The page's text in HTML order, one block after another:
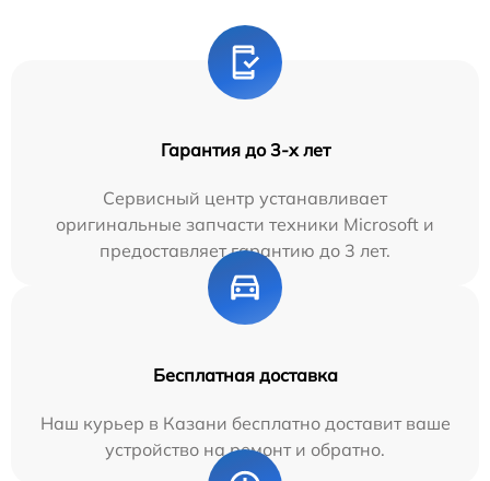
Гарантия до 3-х лет
Сервисный центр устанавливает
оригинальные запчасти техники Microsoft и
предоставляет гарантию до 3 лет.
Бесплатная доставка
Наш курьер в Казани бесплатно доставит ваше
устройство на ремонт и обратно.